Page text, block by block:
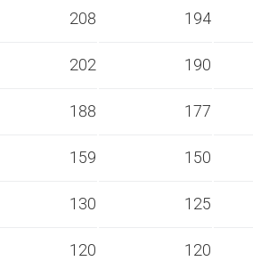
208 194
202 190
188 177
159 150
130 125
120 120